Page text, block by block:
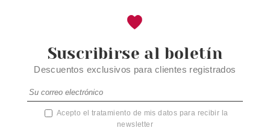
Suscribirse al boletín
Descuentos exclusivos para clientes registrados
Acepto el tratamiento de mis datos para recibir la
newsletter